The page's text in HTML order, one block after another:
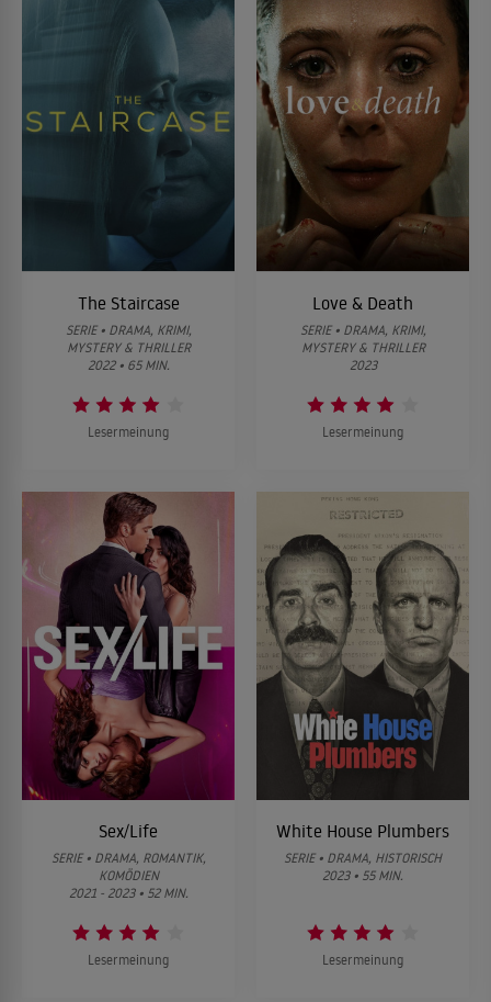
The Staircase
SERIE • DRAMA, KRIMI,
MYSTERY & THRILLER
2022 • 65 MIN.
Lesermeinung
Love & Death
SERIE • DRAMA, KRIMI,
MYSTERY & THRILLER
2023
Lesermeinung
Sex/Life
SERIE • DRAMA, ROMANTIK,
KOMÖDIEN
2021 - 2023 • 52 MIN.
Lesermeinung
White House Plumbers
SERIE • DRAMA, HISTORISCH
2023 • 55 MIN.
Lesermeinung